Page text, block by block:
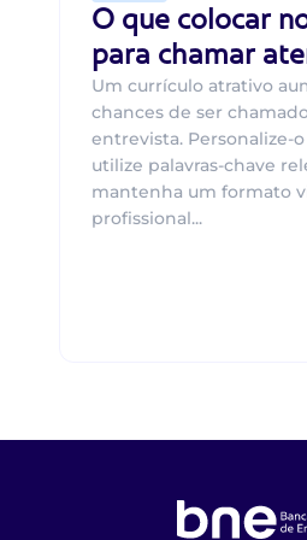
O que colocar
para chamar
Um currículo atrativo
chances de ser
entrevista. Personalize-
utilize palavras-chave
mantenha um formato
profissional...